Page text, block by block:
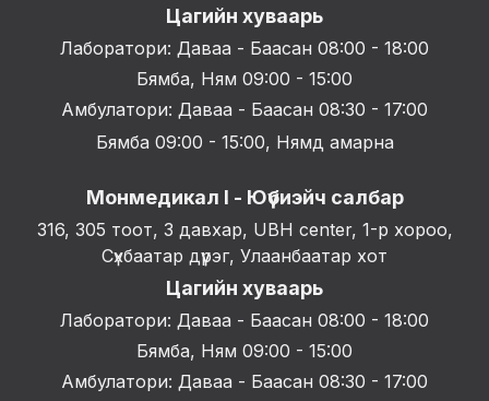
Цагийн хуваарь
Лаборатори: Даваа - Баасан 08:00 - 18:00
Бямба, Ням 09:00 - 15:00
Амбулатори: Даваа - Баасан 08:30 - 17:00
Бямба 09:00 - 15:00, Нямд амарна
Монмедикал I - Юүбиэйч салбар
316, 305 тоот, 3 давхар, UBH center, 1-р хороо,
Сүхбаатар дүүрэг, Улаанбаатар хот
Цагийн хуваарь
Лаборатори: Даваа - Баасан 08:00 - 18:00
Бямба, Ням 09:00 - 15:00
Амбулатори: Даваа - Баасан 08:30 - 17:00